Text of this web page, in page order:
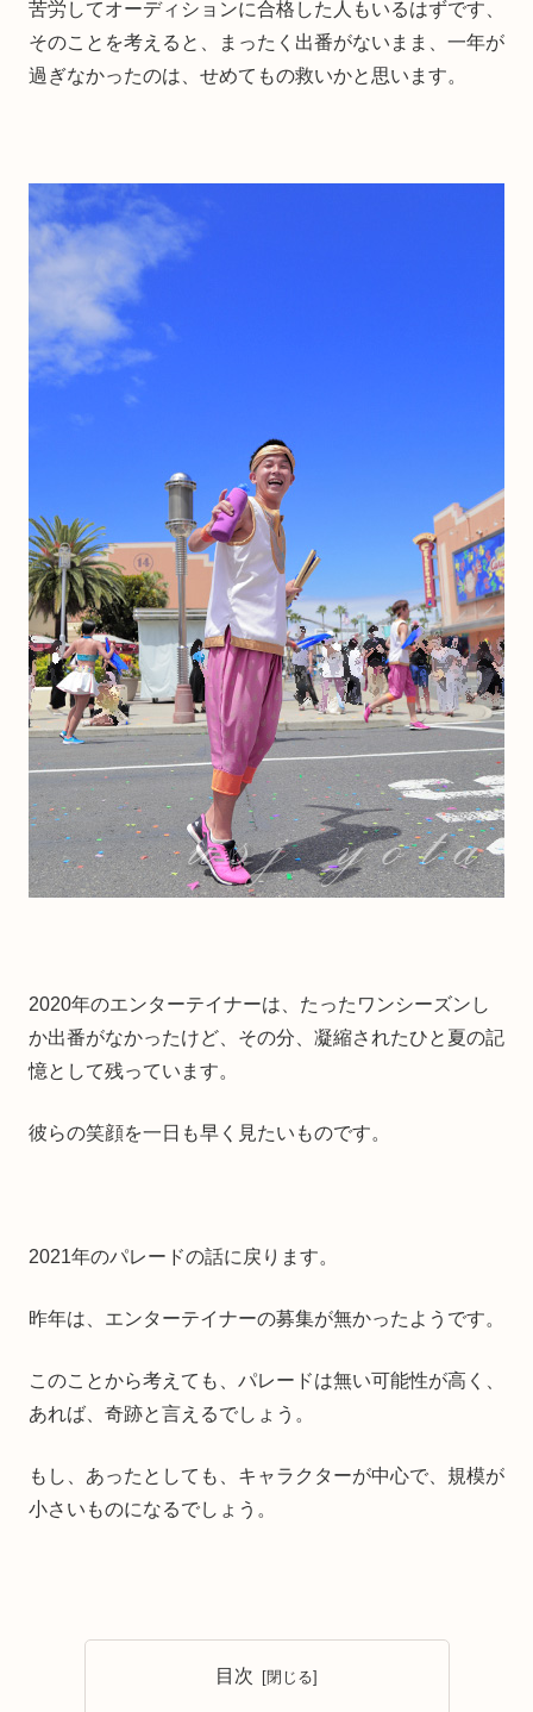
苦労してオーディションに合格した人もいるはずです、
そのことを考えると、まったく出番がないまま、一年が
過ぎなかったのは、せめてもの救いかと思います。
2020年のエンターテイナーは、たったワンシーズンし
か出番がなかったけど、その分、凝縮されたひと夏の記
憶として残っています。
彼らの笑顔を一日も早く見たいものです。
2021年のパレードの話に戻ります。
昨年は、エンターテイナーの募集が無かったようです。
このことから考えても、パレードは無い可能性が高く、
あれば、奇跡と言えるでしょう。
もし、あったとしても、キャラクターが中心で、規模が
小さいものになるでしょう。
目次